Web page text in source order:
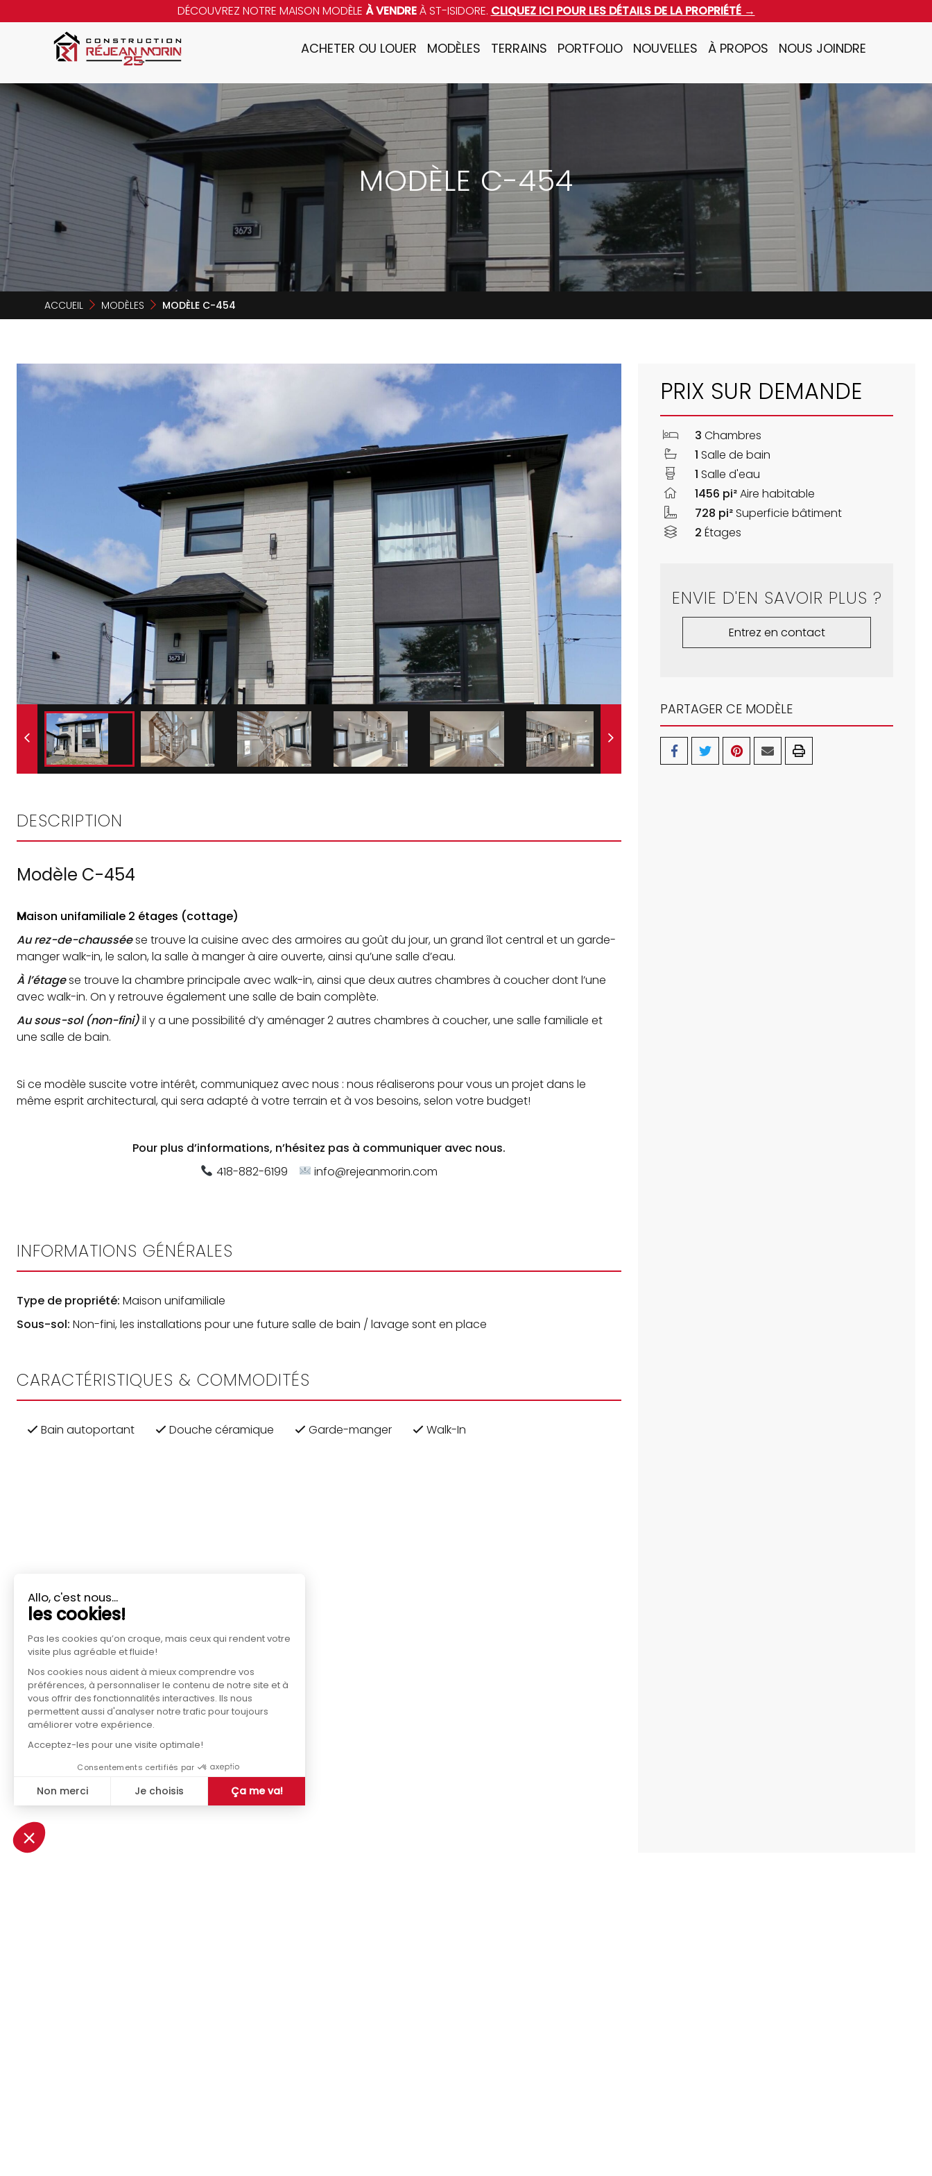
DÉCOUVREZ NOTRE MAISON MODÈLE À VENDREÀ ST-ISIDORE. CLIQUEZ ICI POUR LES DÉTAILS DE LA PROPRIÉTÉ →
ACHETER OU LOUER MODÈLES TERRAINS PORTFOLIO NOUVELLES À PROPOS NOUS JOINDRE
MODÈLE C-454
ACCUEIL MODÈLES MODÈLE C-454
PRIX SUR DEMANDE
3 Chambres
1 Salle de bain
1 Salle d'eau
1456 pi²Aire habitable
728 pi²Superficie bâtiment
2 Étages
ENVIE D'EN SAVOIR PLUS ?
Entrez en contact
PARTAGER CE MODÈLE
DESCRIPTION
Modèle C-454
Maison unifamiliale 2 étages (cottage)
Au rez-de-chausséese trouve la cuisine avec des armoires au goût du jour, un grand îlot central et un garde-
manger walk-in, le salon, la salle à manger à aire ouverte, ainsi qu’une salle d’eau.
À l’étagese trouve la chambre principale avec walk-in, ainsi que deux autres chambres à coucher dont l’une
avec walk-in. On y retrouve également une salle de bain complète.
Au sous-sol (non-fini)il y a une possibilité d’y aménager 2 autres chambres à coucher, une salle familiale et
une salle de bain.
Si ce modèle suscite votre intérêt, communiquez avec nous : nous réaliserons pour vous un projet dans le
même esprit architectural, qui sera adapté à votre terrain et à vos besoins, selon votre budget!
Pour plus d’informations, n’hésitez pas à communiquer avec nous.
418-882-6199
info@rejeanmorin.com
INFORMATIONS GÉNÉRALES
Type de propriété: Maison unifamiliale
Sous-sol: Non-fini, les installations pour une future salle de bain / lavage sont en place
CARACTÉRISTIQUES & COMMODITÉS
Bain autoportant Douche céramique Garde-manger Walk-In